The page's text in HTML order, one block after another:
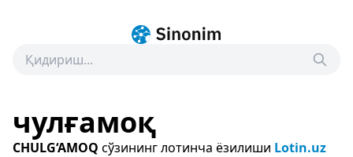
чулғамоқ
CHULG‘AMOQ сўзининг лотинча ёзилиши Lotin.uz